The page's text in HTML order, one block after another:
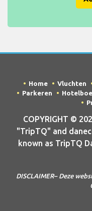
Home Vluchten
Parkeren
COPYRIGHT ©
"TripTQ" and
known as TripTQ
DISCLAIMER– Deze